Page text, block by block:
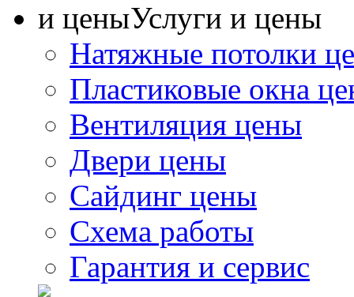
Услуги и цены
Натяжные потолки
Пластиковые окна
Вентиляция цены
Двери цены
Сайдинг цены
Схема работы
Гарантия и сервис